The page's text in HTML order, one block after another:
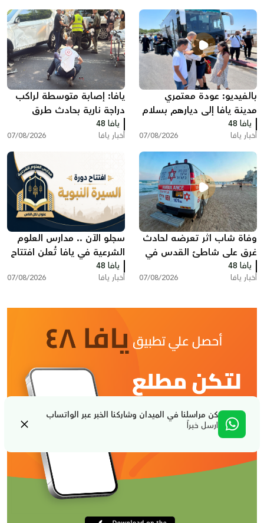
كن مراسلنا في الميدان وشاركنا الخبر عبر الواتساب
ارسل خبراً
بالفيديو: عودة معتمري
مدينة يافا إلى ديارهم بسلام
بعد أداء مناسك العمرة
يافا 48
أخبار يافا 07/08/2026
يافا: إصابة متوسطة لراكب
دراجة نارية بحادث طرق
يافا 48
أخبار يافا 07/08/2026
وفاة شاب اثر تعرضه لحادث
غرق على شاطئ القدس في
بات يام جنوب يافا
يافا 48
أخبار يافا 07/08/2026
سجلو الآن .. مدارس العلوم
الشرعية في يافا تُعلن افتتاح
دورة "السيرة النبوية"
يافا 48
أخبار يافا 07/08/2026